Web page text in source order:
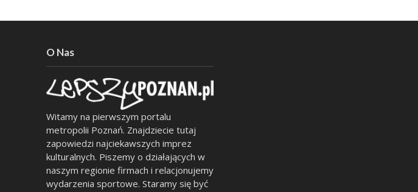
O Nas
Witamy na pierwszym portalu
metropolii Poznań. Znajdziecie tutaj
zapowiedzi najciekawszych imprez
kulturalnych. Piszemy o działających w
naszym regionie firmach i relacjonujemy
wydarzenia sportowe. Staramy się być